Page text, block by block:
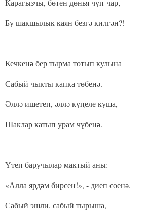
Карагызчы, бөтен дөнья чүп-чар,
Бу шакшылык каян безгә килгән?!
Кечкенә бер тырма тотып кулына
Сабый чыкты капка төбенә.
Әллә ишетеп, әллә күңеле куша,
Шаклар катып урам чүбенә.
Үтеп баручылар мактый аны:
«Алла ярдәм бирсен!», - диеп сөенә.
Сабый эшли, сабый тырыша,